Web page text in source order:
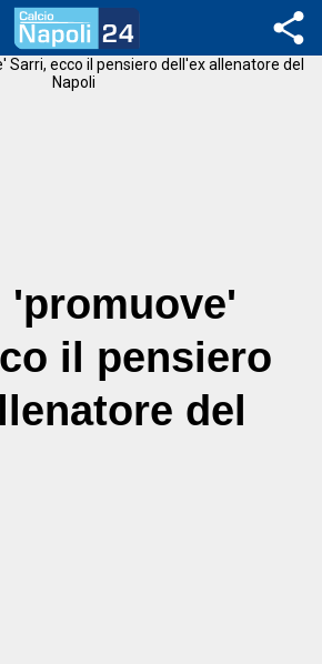
'promuove'
il pensiero
del